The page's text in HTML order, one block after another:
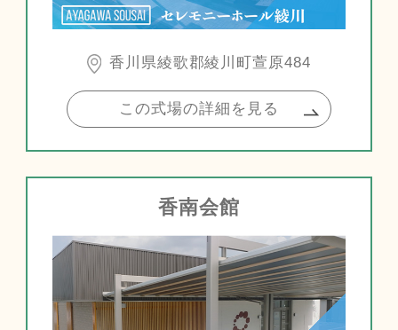
香川県綾歌郡綾川町萱原484
この式場の詳細を見る
香南会館